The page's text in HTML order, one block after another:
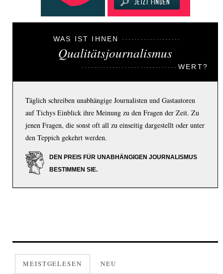
WAS IST IHNEN
Qualitätsjournalismus
WERT?
Täglich schreiben unabhängige Journalisten und Gastautoren
auf Tichys Einblick ihre Meinung zu den Fragen der Zeit. Zu
jenen Fragen, die sonst oft all zu einseitig dargestellt oder unter
den Teppich gekehrt werden.
DEN PREIS FÜR UNABHÄNGIGEN JOURNALISMUS
BESTIMMEN SIE.
MEISTGELESEN NEU